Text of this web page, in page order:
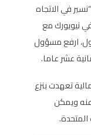
في الاتجاه
نيويورك مع
ارفع مسؤول
عشر عاما.
تعهدت بنزع
ويمكن
المتحدة.